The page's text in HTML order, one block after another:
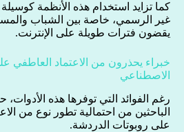
كما تزايد استخدام هذه الأنظمة
غير الرسمي، خاصة بين الشباب
يقضون فترات طويلة على الإنترنت.
خبراء يحذرون من الاعتماد العاطفي
الاصطناعي
رغم الفوائد التي توفرها هذه
الباحثين من احتمالية تطور نوع من
على روبوتات الدردشة.